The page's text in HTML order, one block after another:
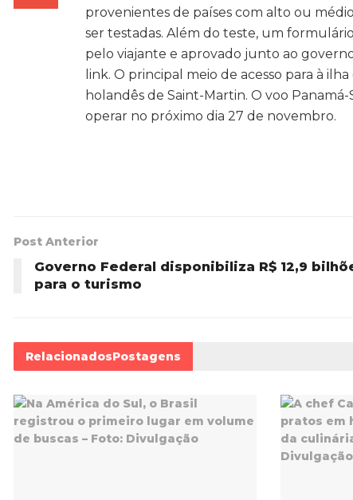
provenientes de países com alto ou
ser testadas. Além do teste, um
pelo viajante e aprovado junto ao
link. O principal meio de acesso para à
holandês de Saint-Martin. O voo
operar no próximo dia 27 de novembro.
Post Anterior
Governo Federal disponibiliza R$ 12,9
para o turismo
RelacionadosPostagens